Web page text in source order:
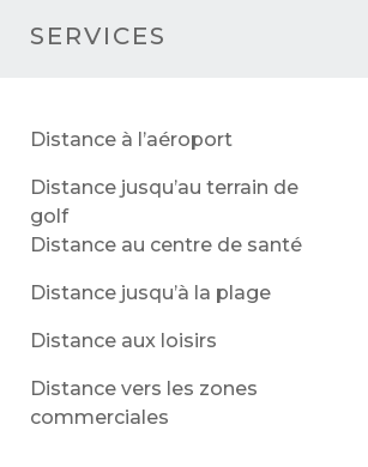
SERVICES
Distance à l’aéroport
Distance jusqu’au terrain de
golf
Distance au centre de santé
Distance jusqu’à la plage
Distance aux loisirs
Distance vers les zones
commerciales